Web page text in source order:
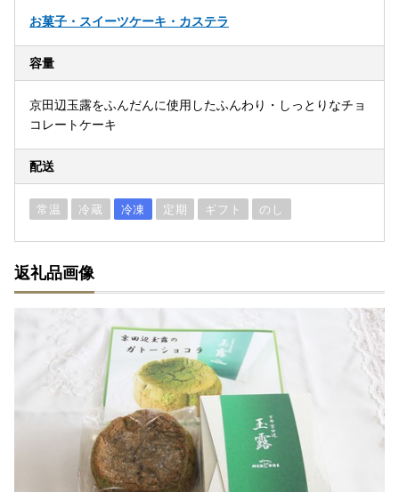
お菓子・スイーツケーキ・カステラ
容量
京田辺玉露をふんだんに使用したふんわり・しっとりなチョ
コレートケーキ
配送
常温 冷蔵 冷凍 定期 ギフト のし
返礼品画像